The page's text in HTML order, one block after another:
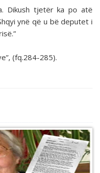
Dikush tjetër ka po atë
ynë që u bë deputet i
(fq.284-285).